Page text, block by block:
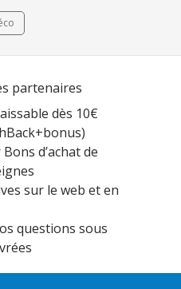
partenaires
dès 10€
d’achat de
sur le web et en
questions sous